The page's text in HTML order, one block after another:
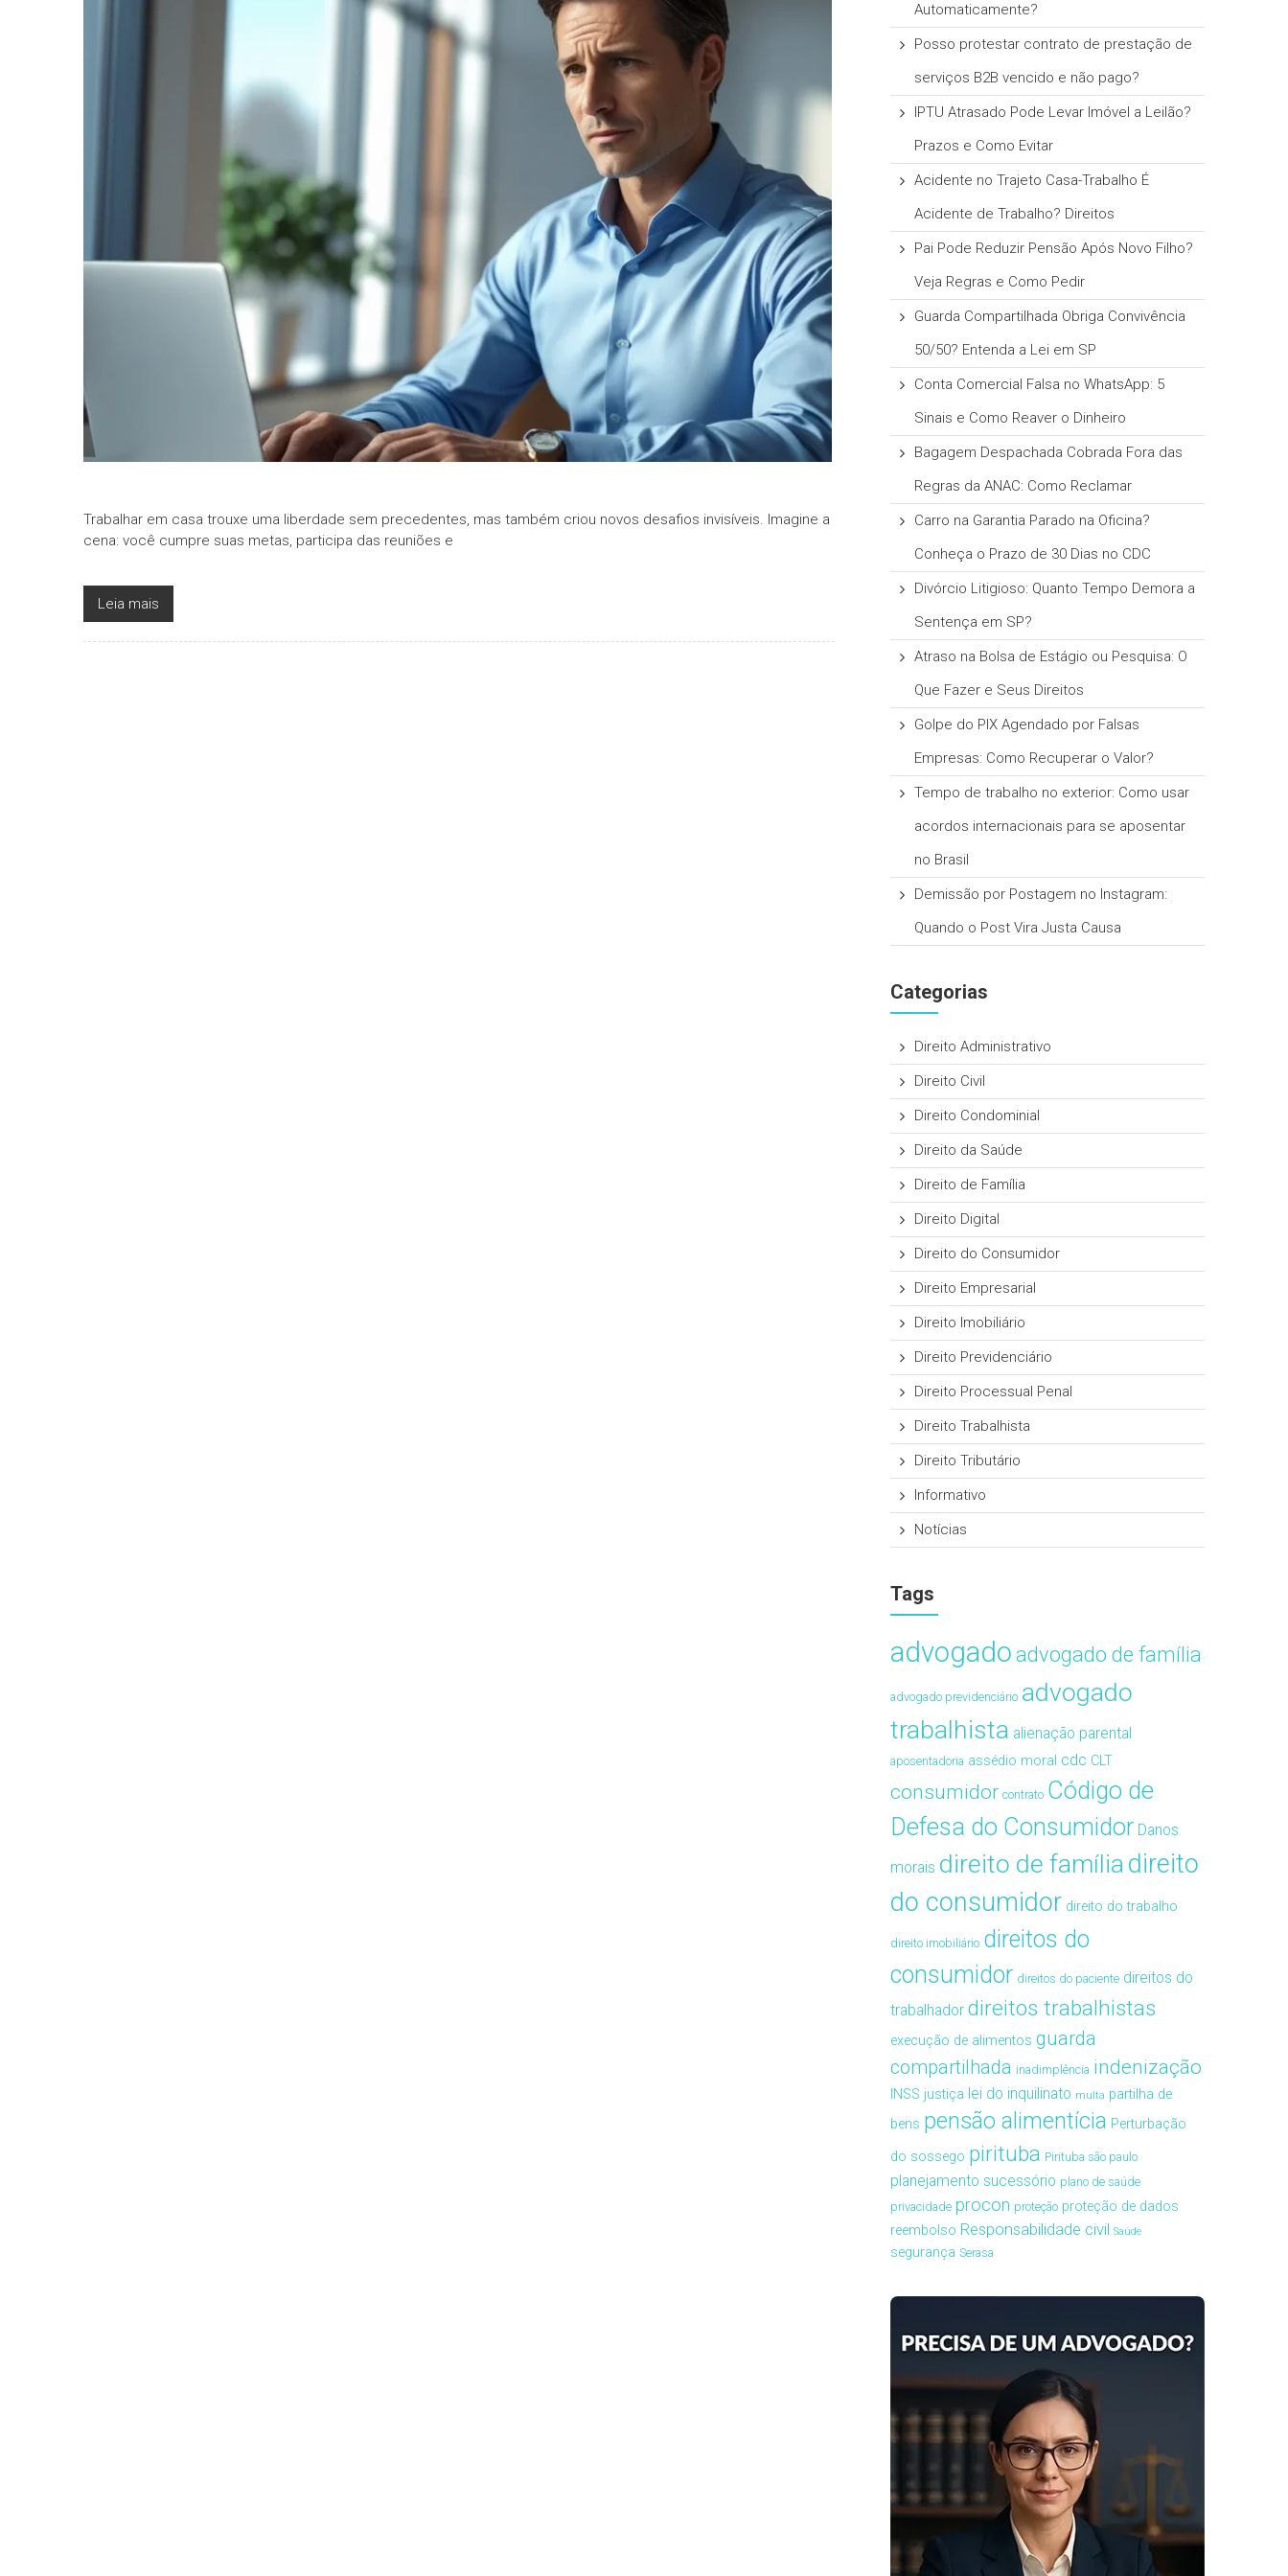
Trabalhar em casa trouxe uma liberdade sem precedentes, mas também criou novos desafios invisíveis. Imagine a
cena: você cumpre suas metas, participa das reuniões e
Leia mais
Automaticamente?
Posso protestar contrato de prestação de
serviços B2B vencido e não pago?
IPTU Atrasado Pode Levar Imóvel a Leilão?
Prazos e Como Evitar
Acidente no Trajeto Casa-Trabalho É
Acidente de Trabalho? Direitos
Pai Pode Reduzir Pensão Após Novo Filho?
Veja Regras e Como Pedir
Guarda Compartilhada Obriga Convivência
50/50? Entenda a Lei em SP
Conta Comercial Falsa no WhatsApp: 5
Sinais e Como Reaver o Dinheiro
Bagagem Despachada Cobrada Fora das
Regras da ANAC: Como Reclamar
Carro na Garantia Parado na Oficina?
Conheça o Prazo de 30 Dias no CDC
Divórcio Litigioso: Quanto Tempo Demora a
Sentença em SP?
Atraso na Bolsa de Estágio ou Pesquisa: O
Que Fazer e Seus Direitos
Golpe do PIX Agendado por Falsas
Empresas: Como Recuperar o Valor?
Tempo de trabalho no exterior: Como usar
acordos internacionais para se aposentar
no Brasil
Demissão por Postagem no Instagram:
Quando o Post Vira Justa Causa
Categorias
Direito Administrativo
Direito Civil
Direito Condominial
Direito da Saúde
Direito de Família
Direito Digital
Direito do Consumidor
Direito Empresarial
Direito Imobiliário
Direito Previdenciário
Direito Processual Penal
Direito Trabalhista
Direito Tributário
Informativo
Notícias
Tags
advogado advogado de família
advogado previdenciário advogado
trabalhista alienação parental
aposentadoria assédio moral cdc CLT
consumidor contrato Código de
Defesa do Consumidor Danos
morais direito de famíliadireito
do consumidor direito do trabalho
direito imobiliário direitos do
consumidor direitos do paciente direitos do
trabalhador direitos trabalhistas
execução de alimentos guarda
compartilhada inadimplência indenização
INSS justiça lei do inquilinato multa partilha de
bens pensão alimentícia Perturbação
do sossego pirituba Pirituba são paulo
planejamento sucessório plano de saúde
privacidade procon proteção proteção de dados
reembolso Responsabilidade civil Saúde
segurança Serasa